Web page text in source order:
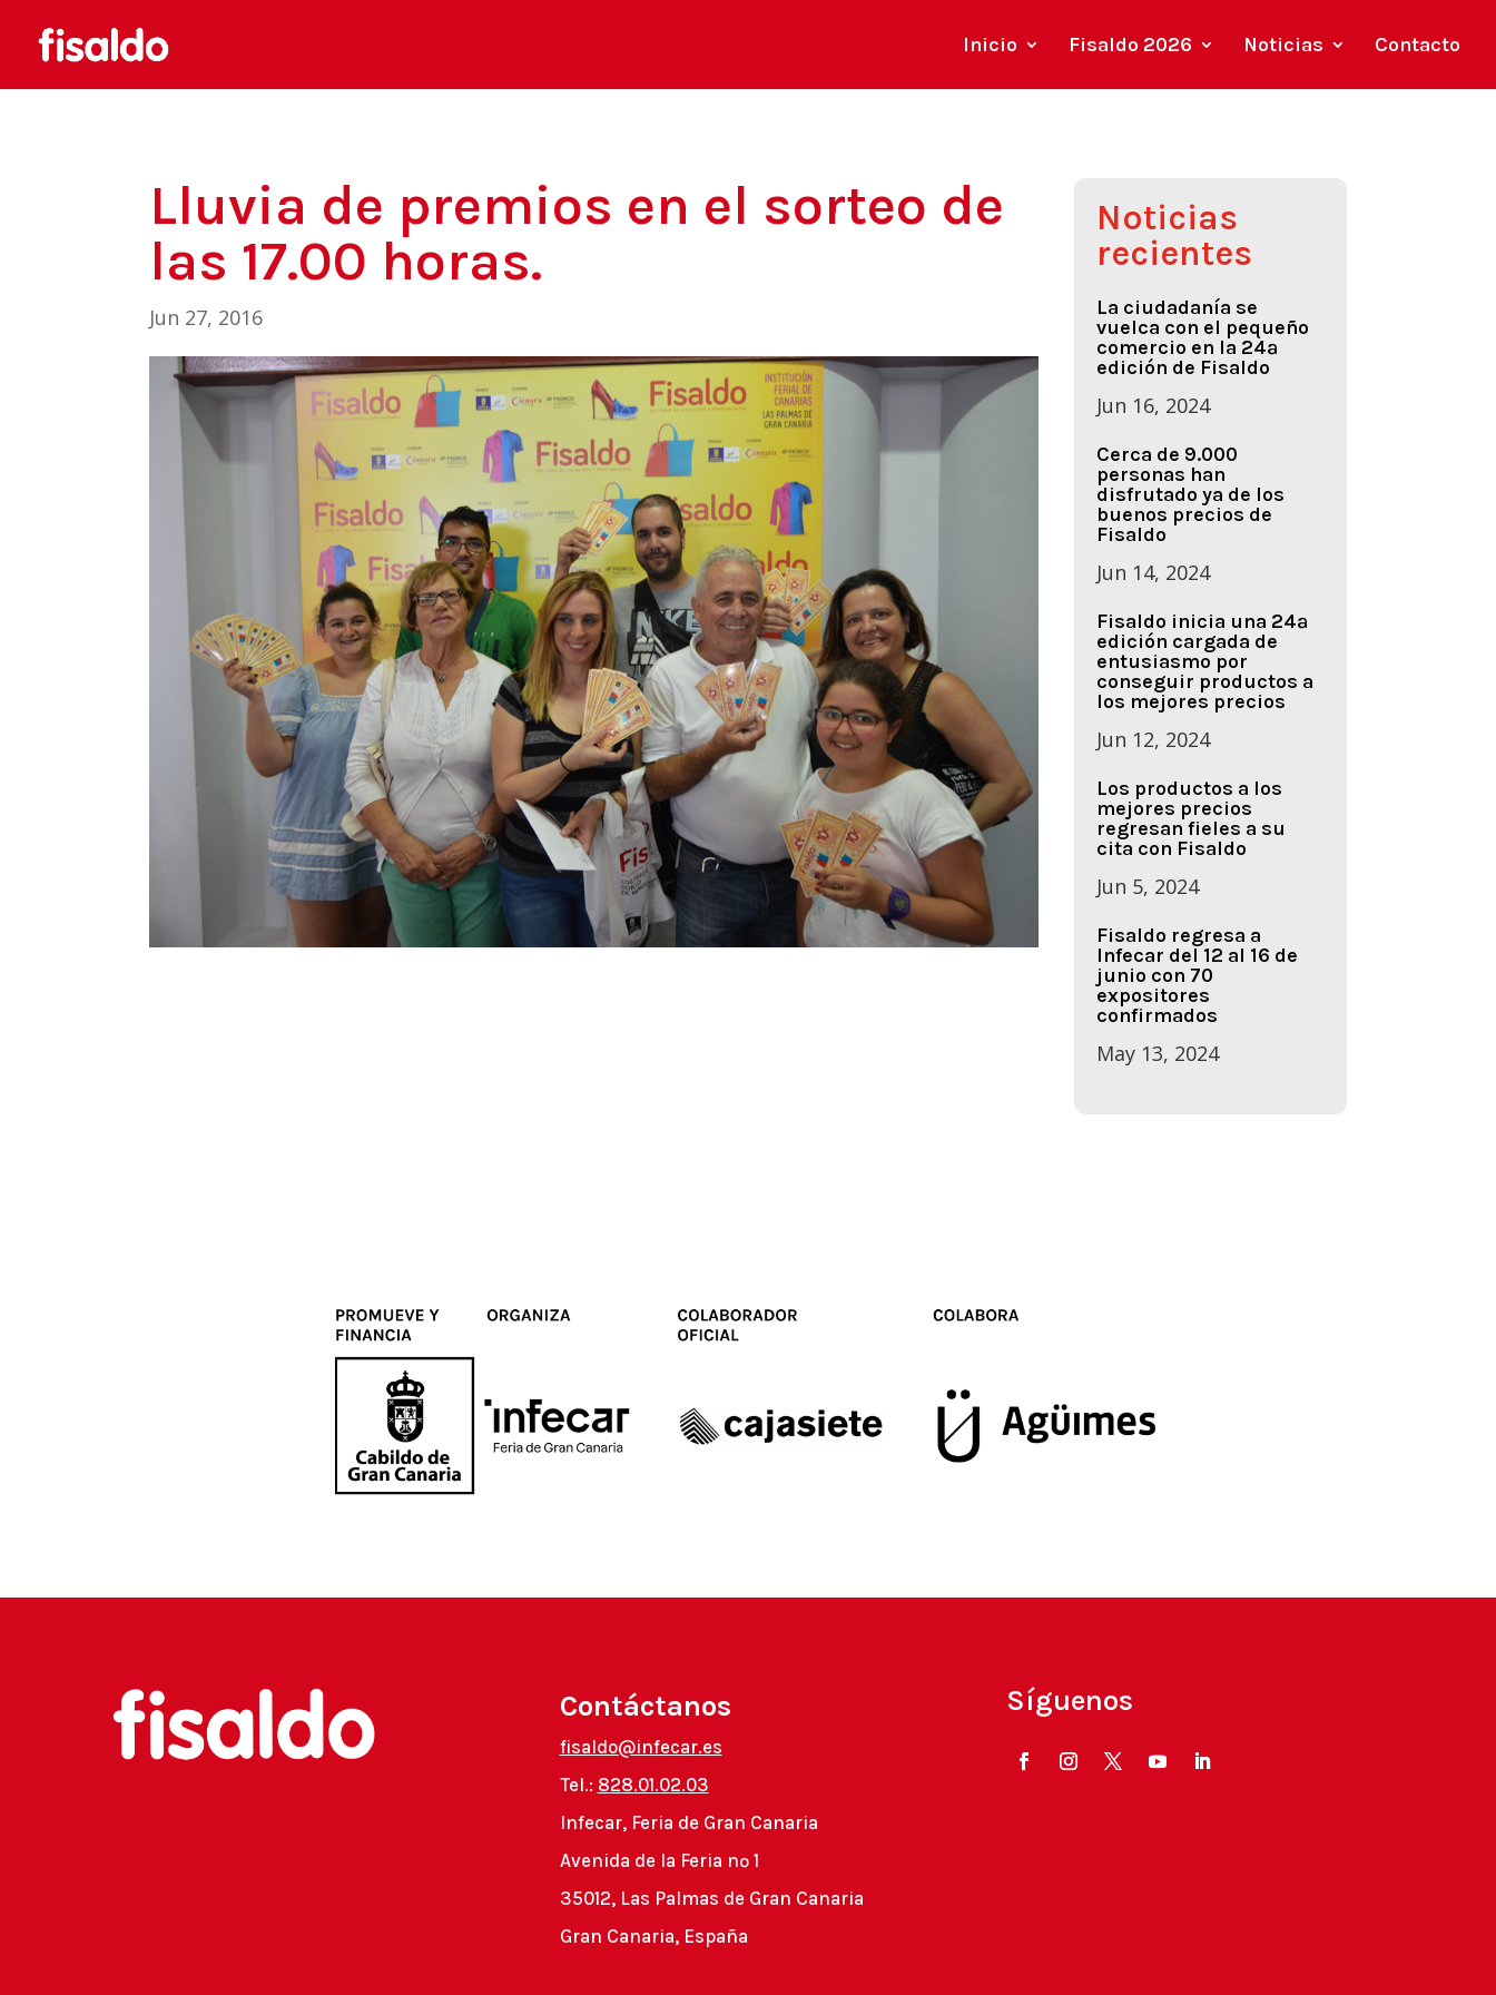
Inicio Fisaldo 2026 Noticias Contacto
Lluvia de premios en el sorteo de
las 17.00 horas.
Jun 27, 2016
Noticias
recientes
La ciudadanía se
vuelca con el pequeño
comercio en la 24ª
edición de Fisaldo
Jun 16, 2024
Cerca de 9.000
personas han
disfrutado ya de los
buenos precios de
Fisaldo
Jun 14, 2024
Fisaldo inicia una 24ª
edición cargada de
entusiasmo por
conseguir productos a
los mejores precios
Jun 12, 2024
Los productos a los
mejores precios
regresan fieles a su
cita con Fisaldo
Jun 5, 2024
Fisaldo regresa a
Infecar del 12 al 16 de
junio con 70
expositores
confirmados
May 13, 2024
Contáctanos
fisaldo@infecar.es
Tel.: 828.01.02.03
Infecar, Feria de Gran Canaria
Avenida de la Feria nº 1
35012, Las Palmas de Gran Canaria
Gran Canaria, España
Síguenos